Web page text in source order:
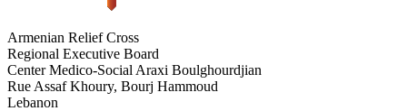
Armenian Relief Cross
Regional Executive Board
Center Medico-Social Araxi Boulghourdjian
Rue Assaf Khoury, Bourj Hammoud
Lebanon